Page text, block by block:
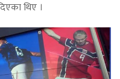
थिए ।